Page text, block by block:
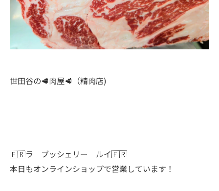
世田谷の🥩肉屋🥩（精肉店)
🇫🇷ラ ブッシェリー ルイ🇫🇷
本日もオンラインショップで営業しています！